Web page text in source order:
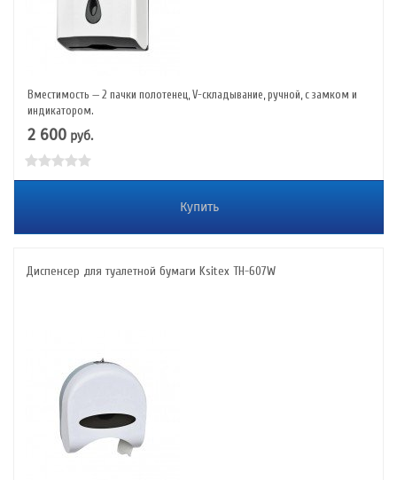
Вместимость — 2 пачки полотенец, V-складывание, ручной, с замком и
индикатором.
2 600 руб.
Купить
Диспенсер для туалетной бумаги Ksitex TH-607W